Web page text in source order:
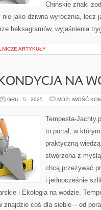
Chińskie znaki
jako dziwna wyrocznia, lecz
heksagramów, wyjaśnienia
ARTYKUŁY
NA
GRU - 5 - 2025 MOŻLIWOŚĆ
Tempesta-
to portal, w
praktyczną
stworzona z
chcą przeżywać
i jednocześnie
i Ekologia na wodzie.
znajdzie coś dla siebie – od